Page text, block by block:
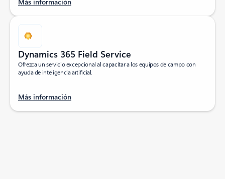
Dynamics 365 Field Service
Ofrezca un servicio excepcional al capacitar a los equipos de campo con
ayuda de inteligencia artificial.
Más información